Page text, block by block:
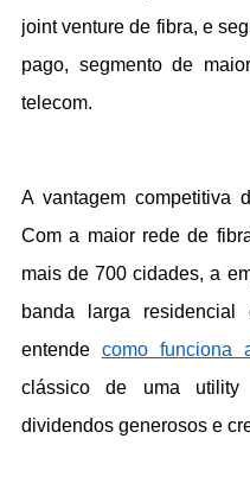
joint venture de fibra, e
pago, segmento de
telecom.
A vantagem competitiva
Com a maior rede de
mais de 700 cidades, a
banda larga
entende como funciona
clássico de uma utility
dividendos generosos e